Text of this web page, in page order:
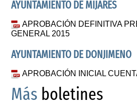
AYUNTAMIENTO DE MIJARES
APROBACIÓN DEFINITIVA
GENERAL 2015
AYUNTAMIENTO DE DONJIMENO
APROBACIÓN INICIAL
Más boletines